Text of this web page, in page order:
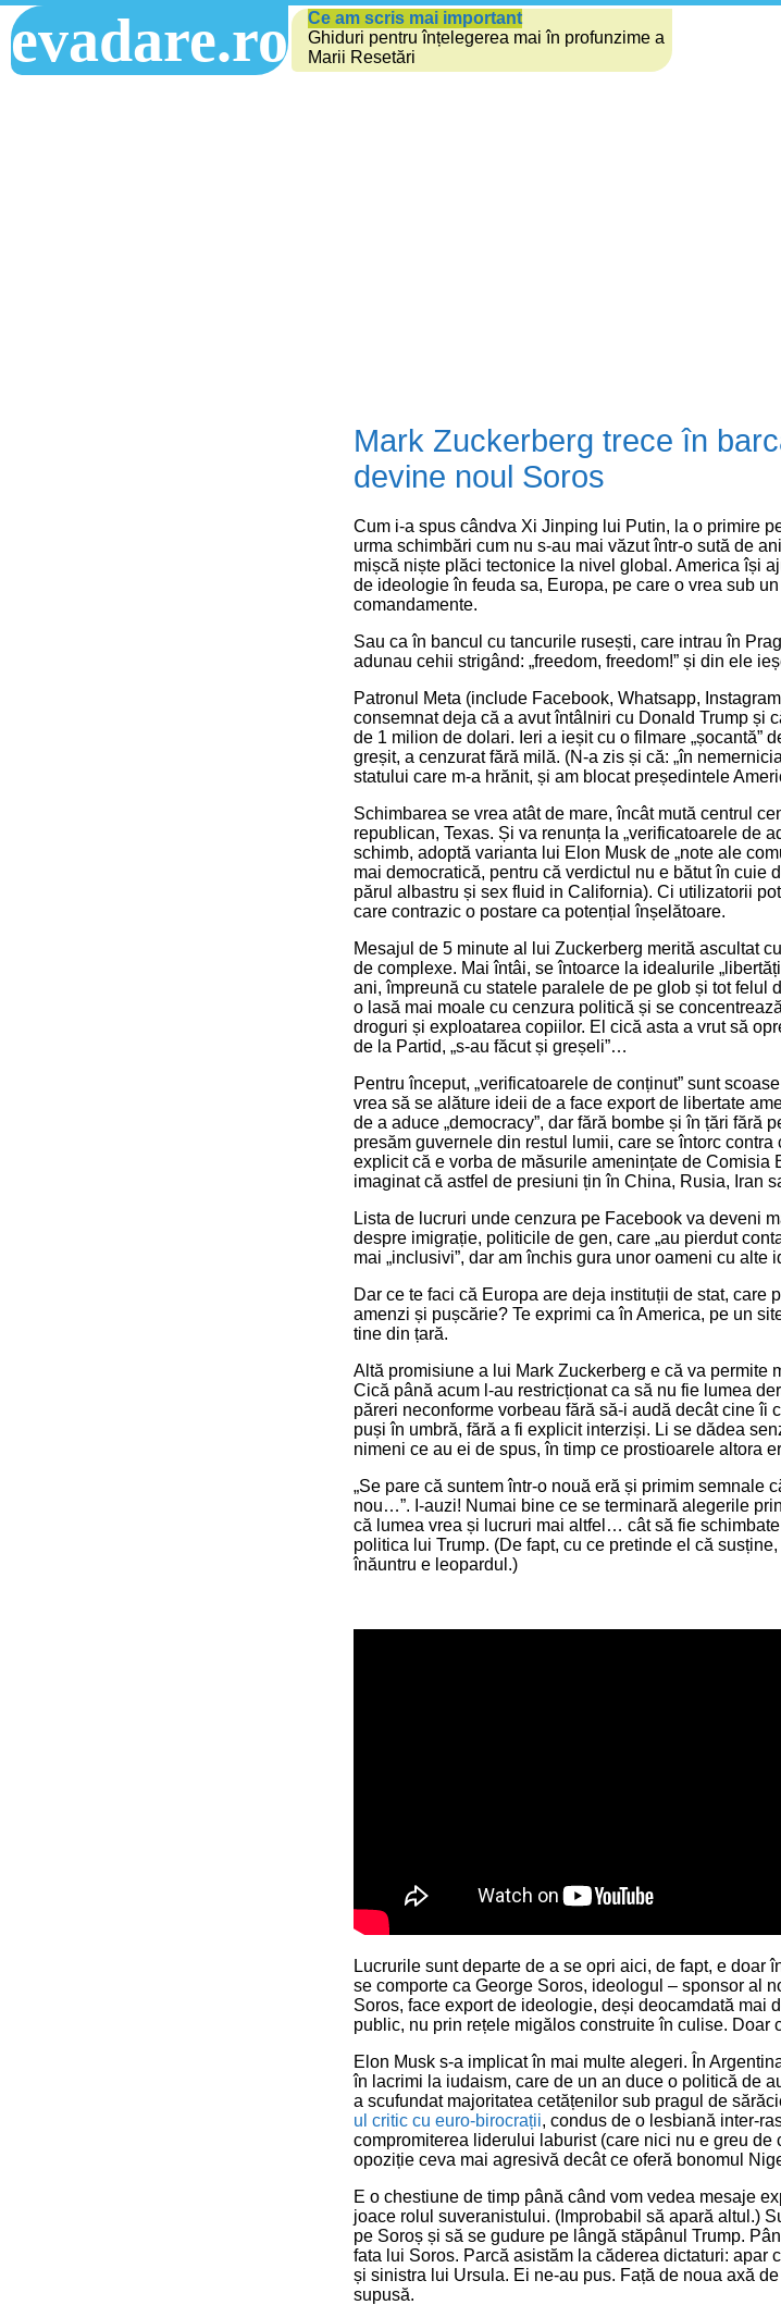
evadare.ro
Ce am scris mai important
Ghiduri pentru înțelegerea mai în profunzime a
Marii Resetări
Mark Zuckerberg trece în
devine noul Soros
Cum i-a spus cândva Xi Jinping lui Putin, la o primire
urma schimbări cum nu s-au mai văzut într-o sută de
mișcă niște plăci tectonice la nivel global. America își
de ideologie în feuda sa, Europa, pe care o vrea sub
comandamente.
Sau ca în bancul cu tancurile rusești, care intrau în
adunau cehii strigând: „freedom, freedom!” și din ele
Patronul Meta (include Facebook, Whatsapp,
consemnat deja că a avut întâlniri cu Donald Trump și
de 1 milion de dolari. Ieri a ieșit cu o filmare „șocantă”
greșit, a cenzurat fără milă. (N-a zis și că: „în
statului care m-a hrănit, și am blocat președintele
Schimbarea se vrea atât de mare, încât mută centrul
republican, Texas. Și va renunța la „verificatoarele de
schimb, adoptă varianta lui Elon Musk de „note ale
mai democratică, pentru că verdictul nu e bătut în cuie
părul albastru și sex fluid in California). Ci utilizatorii
care contrazic o postare ca potențial înșelătoare.
Mesajul de 5 minute al lui Zuckerberg merită ascultat
de complexe. Mai întâi, se întoarce la idealurile
ani, împreună cu statele paralele de pe glob și tot felul
o lasă mai moale cu cenzura politică și se
droguri și exploatarea copiilor. El cică asta a vrut să
de la Partid, „s-au făcut și greșeli”…
Pentru început, „verificatoarele de conținut” sunt
vrea să se alăture ideii de a face export de libertate
de a aduce „democracy”, dar fără bombe și în țări fără
presăm guvernele din restul lumii, care se întorc
explicit că e vorba de măsurile amenințate de Comisia
imaginat că astfel de presiuni țin în China, Rusia, Iran
Lista de lucruri unde cenzura pe Facebook va deveni
despre imigrație, politicile de gen, care „au pierdut
mai „inclusivi”, dar am închis gura unor oameni cu alte
Dar ce te faci că Europa are deja instituții de stat, care
amenzi și pușcărie? Te exprimi ca în America, pe un
tine din țară.
Altă promisiune a lui Mark Zuckerberg e că va permite
Cică până acum l-au restricționat ca să nu fie lumea
păreri neconforme vorbeau fără să-i audă decât cine îi
puși în umbră, fără a fi explicit interziși. Li se dădea
nimeni ce au ei de spus, în timp ce prostioarele altora
„Se pare că suntem într-o nouă eră și primim semnale
nou…”. I-auzi! Numai bine ce se terminară alegerile
că lumea vrea și lucruri mai altfel… cât să fie
politica lui Trump. (De fapt, cu ce pretinde el că
înăuntru e leopardul.)
Lucrurile sunt departe de a se opri aici, de fapt, e doar
se comporte ca George Soros, ideologul – sponsor al
Soros, face export de ideologie, deși deocamdată mai
public, nu prin rețele migălos construite în culise. Doar
Elon Musk s-a implicat în mai multe alegeri. În
în lacrimi la iudaism, care de un an duce o politică de
a scufundat majoritatea cetățenilor sub pragul de
ul critic cu euro-birocrații, condus de o lesbiană inter-
compromiterea liderului laburist (care nici nu e greu de
opoziție ceva mai agresivă decât ce oferă bonomul
E o chestiune de timp până când vom vedea mesaje
joace rolul suveranistului. (Improbabil să apară altul.)
pe Soroș și să se gudure pe lângă stăpânul Trump.
fata lui Soros. Parcă asistăm la căderea dictaturi: apar
și sinistra lui Ursula. Ei ne-au pus. Față de noua axă
supusă.